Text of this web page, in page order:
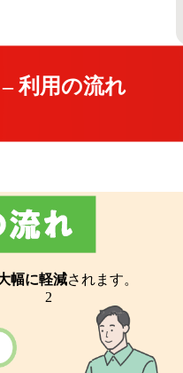
利用の流れ
幅に軽減されます。
2